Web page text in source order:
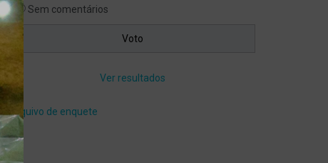
Sem comentários
Ver resultados
Arquivo de enquete